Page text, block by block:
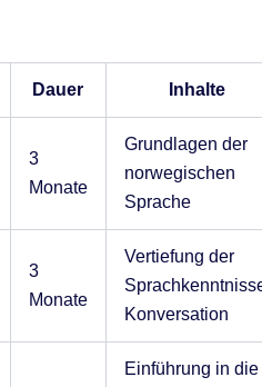
Dauer Inhalte
3
Monate
Grundlagen der
norwegischen
Sprache
3
Monate
Vertiefung der
Konversation
Einführung in die